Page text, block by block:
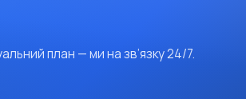
план — ми на зв’язку 24/7.